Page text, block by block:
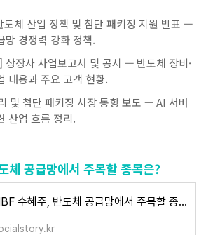
도체 산업 정책 및 첨단 패키징 지원 발표 —
망 경쟁력 강화 정책.
장사 사업보고서 및 공시 — 반도체 장비·
내용과 주요 고객 현황.
및 첨단 패키징 시장 동향 보도 — AI 서버
산업 흐름 정리.
체 공급망에서 주목할 종목은?
HBF 수혜주, 반도체 공급망에서 주목할 종목은?